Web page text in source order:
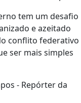
tem um desafio
e azeitado
conflito federativo
ser mais simples
- Repórter da